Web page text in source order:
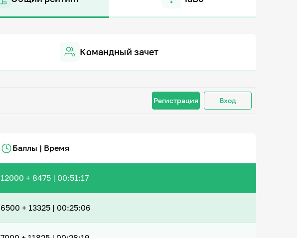
Командный зачет
Регистрация Вход
Баллы | Время
12000 + 8475 | 00:51:17
6500 + 13325 | 00:25:06